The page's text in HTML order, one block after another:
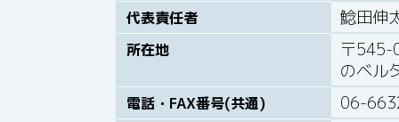
代表責任者
鯰田伸
所在地
〒545-
のベル
電話・FAX番号(共通) 06-